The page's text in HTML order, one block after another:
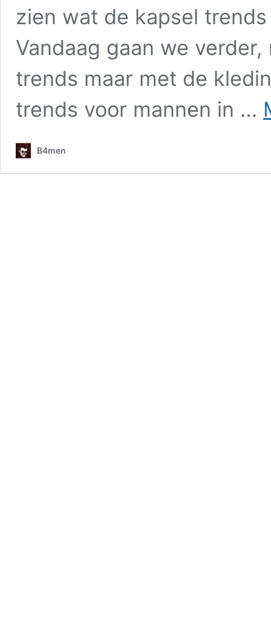
zien wat de kapsel
Vandaag gaan we
trends maar met de
trends voor mannen in …
B4men